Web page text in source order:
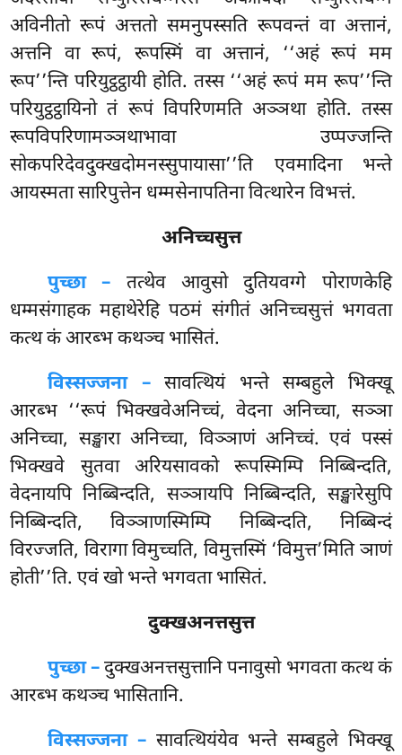
अविनीतो रूपं अत्ततो समनुपस्सति रूपवन्तं वा अत्तानं,
अत्तनि वा रूपं, रूपस्मिं वा अत्तानं, ‘‘अहं रूपं मम
रूप’’न्ति परियुट्ठट्ठायी होति. तस्स ‘‘अहं रूपं मम रूप’’न्ति
परियुट्ठट्ठायिनो तं रूपं विपरिणमति अञ्ञथा होति. तस्स
रूपविपरिणामञ्ञथाभावा उप्पज्जन्ति
सोकपरिदेवदुक्खदोमनस्सुपायासा’’ति एवमादिना भन्ते
आयस्मता सारिपुत्तेन धम्मसेनापतिना वित्थारेन विभत्तं.
अनिच्चसुत्त
पुच्छा – तत्थेवआवुसो दुतियवग्गे पोराणकेहि
धम्मसंगाहक महाथेरेहि पठमं संगीतं अनिच्चसुत्तं भगवता
कत्थ कं आरब्भ कथञ्च भासितं.
विस्सज्जना –सावत्थियं भन्ते सम्बहुले भिक्खू
आरब्भ ‘‘रूपं भिक्खवेअनिच्चं, वेदना अनिच्चा, सञ्ञा
अनिच्चा, सङ्खारा अनिच्चा, विञ्ञाणं अनिच्चं. एवं पस्सं
भिक्खवे सुतवा अरियसावको रूपस्मिम्पि निब्बिन्दति,
वेदनायपि निब्बिन्दति, सञ्ञायपि निब्बिन्दति, सङ्खारेसुपि
निब्बिन्दति, विञ्ञाणस्मिम्पि निब्बिन्दति, निब्बिन्दं
विरज्जति, विरागा विमुच्चति, विमुत्तस्मिं ‘विमुत्त’मिति ञाणं
होती’’ति. एवं खो भन्ते भगवता भासितं.
दुक्खअनत्तसुत्त
पुच्छा –दुक्खअनत्तसुत्तानिपनावुसो भगवता कत्थ कं
आरब्भ कथञ्च भासितानि.
विस्सज्जना –सावत्थियंयेव भन्ते सम्बहुले भिक्खू